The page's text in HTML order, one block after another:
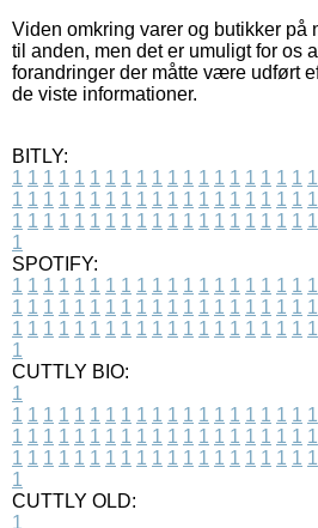
Viden omkring varer og butikker på
til anden, men det er umuligt for os
forandringer der måtte være udført
de viste informationer.
BITLY:
1 1 1 1 1 1 1 1 1 1 1 1 1 1 1 1 1 1 1 1
1 1 1 1 1 1 1 1 1 1 1 1 1 1 1 1 1 1 1 1
1 1 1 1 1 1 1 1 1 1 1 1 1 1 1 1 1 1 1 1
1
SPOTIFY:
1 1 1 1 1 1 1 1 1 1 1 1 1 1 1 1 1 1 1 1
1 1 1 1 1 1 1 1 1 1 1 1 1 1 1 1 1 1 1 1
1 1 1 1 1 1 1 1 1 1 1 1 1 1 1 1 1 1 1 1
1
CUTTLY BIO:
1
1 1 1 1 1 1 1 1 1 1 1 1 1 1 1 1 1 1 1 1
1 1 1 1 1 1 1 1 1 1 1 1 1 1 1 1 1 1 1 1
1 1 1 1 1 1 1 1 1 1 1 1 1 1 1 1 1 1 1 1
1
CUTTLY OLD:
1